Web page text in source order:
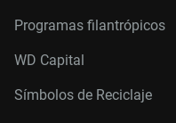
Programas filantrópicos
WD Capital
Símbolos de Reciclaje